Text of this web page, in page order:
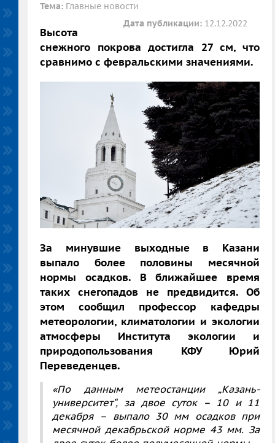
Тема: Главные новости
Дата публикации: 12.12.2022
Высота
снежного покрова достигла 27 см, что
сравнимо с февральскими значениями.
За минувшие выходные в Казани
выпало более половины месячной
нормы осадков. В ближайшее время
таких снегопадов не предвидится. Об
этом сообщил профессор кафедры
метеорологии, климатологии и экологии
атмосферы Института экологии и
природопользования КФУ Юрий
Переведенцев.
«По данным метеостанции „Казань-
университет“, за двое суток – 10 и 11
декабря – выпало 30 мм осадков при
месячной декабрьской норме 43 мм. За